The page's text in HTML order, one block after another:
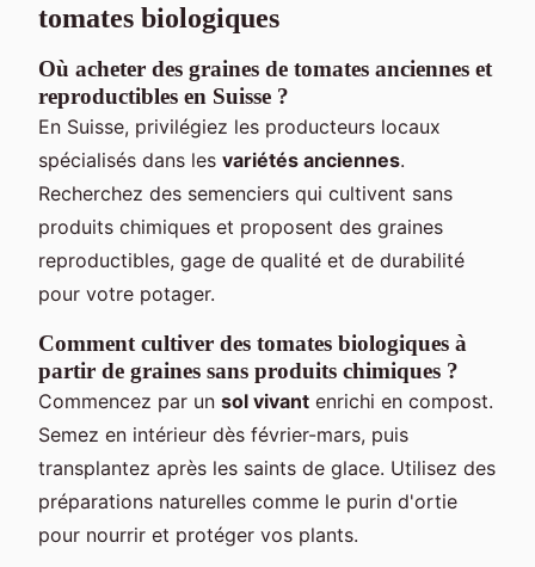
tomates biologiques
Où acheter des graines de tomates anciennes et
reproductibles en Suisse ?
En Suisse, privilégiez les producteurs locaux
spécialisés dans les variétés anciennes.
Recherchez des semenciers qui cultivent sans
produits chimiques et proposent des graines
reproductibles, gage de qualité et de durabilité
pour votre potager.
Comment cultiver des tomates biologiques à
partir de graines sans produits chimiques ?
Commencez par un sol vivant enrichi en compost.
Semez en intérieur dès février-mars, puis
transplantez après les saints de glace. Utilisez des
préparations naturelles comme le purin d'ortie
pour nourrir et protéger vos plants.